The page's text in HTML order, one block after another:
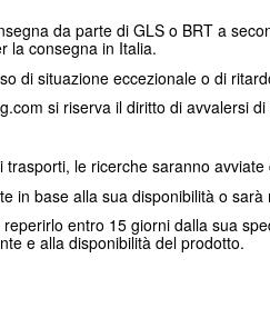
da parte di GLS o BRT a
la consegna in Italia.
di situazione eccezionale o di
si riserva il diritto di avvalersi
le ricerche saranno
base alla sua disponibilità o
entro 15 giorni dalla sua
e alla disponibilità del prodotto.